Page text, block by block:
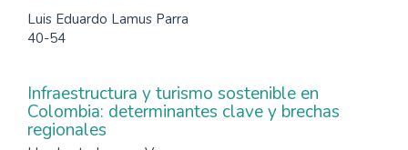
Luis Eduardo Lamus Parra
40-54
Infraestructura y turismo sostenible en
Colombia: determinantes clave y brechas
regionales